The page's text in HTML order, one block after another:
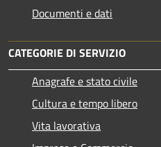
Documenti e dati
CATEGORIE DI SERVIZIO
Anagrafe e stato civile
Cultura e tempo libero
Vita lavorativa